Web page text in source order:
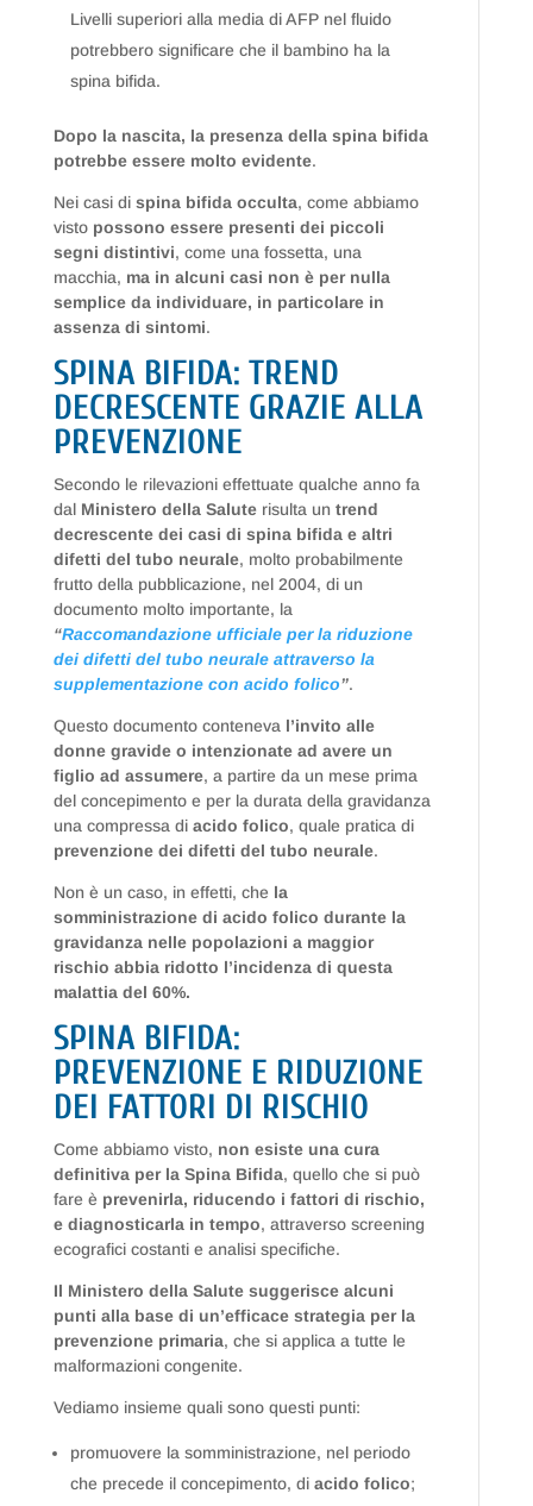
Livelli superiori alla media di AFP nel fluido
potrebbero significare che il bambino ha la
spina bifida.
Dopo la nascita, la presenza della spina bifida
potrebbe essere molto evidente.
Nei casi di spina bifida occulta, come abbiamo
visto possono essere presenti dei piccoli
segni distintivi, come una fossetta, una
macchia, ma in alcuni casi non è per nulla
semplice da individuare, in particolare in
assenza di sintomi.
SPINA BIFIDA: TREND
DECRESCENTE GRAZIE ALLA
PREVENZIONE
Secondo le rilevazioni effettuate qualche anno fa
dal Ministero della Saluterisulta un trend
decrescente dei casi di spina bifida e altri
difetti del tubo neurale, molto probabilmente
frutto della pubblicazione, nel 2004, di un
documento molto importante, la
“Raccomandazione ufficiale per la riduzione
dei difetti del tubo neurale attraverso la
supplementazione con acido folico”.
Questo documento conteneva l’invito alle
donne gravide o intenzionate ad avere un
figlio ad assumere, a partire da un mese prima
del concepimento e per la durata della gravidanza
una compressa di acido folico, quale pratica di
prevenzione dei difetti del tubo neurale.
Non è un caso, in effetti, che la
somministrazione di acido folico durante la
gravidanza nelle popolazioni a maggior
rischio abbia ridotto l’incidenza di questa
malattia del 60%.
SPINA BIFIDA:
PREVENZIONE E RIDUZIONE
DEI FATTORI DI RISCHIO
Come abbiamo visto, non esiste una cura
definitiva per la Spina Bifida, quello che si può
fare è prevenirla, riducendo i fattori di rischio,
e diagnosticarla in tempo, attraverso screening
ecografici costanti e analisi specifiche.
Il Ministero della Salute suggerisce alcuni
punti alla base di un’efficace strategia per la
prevenzione primaria, che si applica a tutte le
malformazioni congenite.
Vediamo insieme quali sono questi punti:
promuovere la somministrazione, nel periodo
che precede il concepimento, di acido folico;